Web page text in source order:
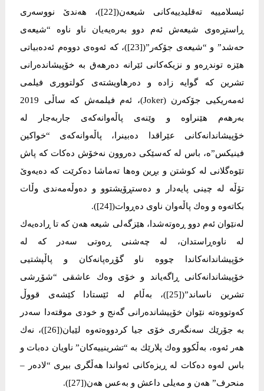
ئیسلامییە تەقلیدییەكانی شیعەن([22])، هەندێ نووسەری
ڕاستڕەوی شیعەش ئەم دوو بەرەیەیان ناو ناوە “شیعەی
حەشد” و “شیعەی جۆكەر”([23])، كە ئەوەی دووەم ئەدەبیاتی
هێزە توندڕەو و نزیكەكانی ئێرانە دەرهەق بە خۆپیشاندەرانی
تشرین كە گوایە زادە و دەرهاویشتەی كولتووری فیلمی
ئەمەریكیی جۆكەرن (Joker)، ئەم فیلمەش كە ساڵی 2019
بەرهەم هێنراوە و وێنەی پاڵەوانەكەی جاربەجار لە
خۆپیشاندانەكانی عێراقدا دەبینرا، پاڵەوانەكەی “خواكین
فینیكس”ە، باس لە كەسێكی دەروون نەخۆش دەكات كە پاش
تێوەگلانی لە كوشتن و بڕین وەها تەماشا دەكرێت كە دەیەوێ
تۆڵە لە چینی پایەدار و دەستڕۆیشتوو و دەوڵەمەندی وڵات
بكاتەوە و وەك پاڵەوان ناوی دەڕوات([24]).
لەنێوان ئەم دوو ڕەوتەشدا، هێزگەلی شیعە هەن كە تا ڕادەیەك
لە ناوەڕاستدان، لە چەشنی ڕەوتی سەدر كە لە
خۆپیشاندانەكاندا چووە ناو گۆڕەپانەكان و پاڵپشتیی
خۆپیشاندانەكانی ڕاگەیاند و خۆی وەك عاشقی “شۆڕشی
تشرین ناساند”([25])، بەڵام لە ئێستادا كێشەی قووڵ
كەوتووەتە نێوان خۆپیشاندەرانی گەنج و خودی موقتەدا سەدر
بە جۆرێك سەنگەری خۆی جیا كردووەتەوە لێیان([26])، نەك
هەر ئەوە، بەڵكوو وەك پلارێك بە “تشرینییەكان” ناویان دەبات و
باس لەوە دەكات لە ڕیزەكانی ئەواندا هەڵگری بیری “لادەر –
منحرف” هەن و مەیلی داعش و بەعس هەن([27]).